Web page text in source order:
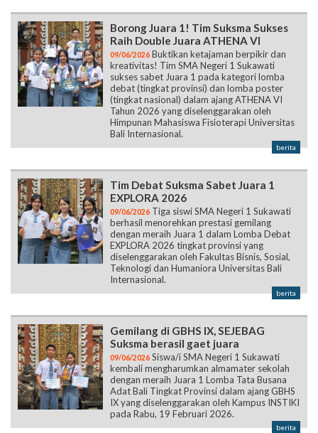
Borong Juara 1! Tim Suksma Sukses
Raih Double Juara ATHENA VI
09/06/2026 Buktikan ketajaman berpikir dan
kreativitas! Tim SMA Negeri 1 Sukawati
sukses sabet Juara 1 pada kategori lomba
debat (tingkat provinsi) dan lomba poster
(tingkat nasional) dalam ajang ATHENA VI
Tahun 2026 yang diselenggarakan oleh
Himpunan Mahasiswa Fisioterapi Universitas
Bali Internasional.
berita
Tim Debat Suksma Sabet Juara 1
EXPLORA 2026
09/06/2026 Tiga siswi SMA Negeri 1 Sukawati
berhasil menorehkan prestasi gemilang
dengan meraih Juara 1 dalam Lomba Debat
EXPLORA 2026 tingkat provinsi yang
diselenggarakan oleh Fakultas Bisnis, Sosial,
Teknologi dan Humaniora Universitas Bali
Internasional.
berita
Gemilang di GBHS IX, SEJEBAG
Suksma berasil gaet juara
09/06/2026 Siswa/i SMA Negeri 1 Sukawati
kembali mengharumkan almamater sekolah
dengan meraih Juara 1 Lomba Tata Busana
Adat Bali Tingkat Provinsi dalam ajang GBHS
IX yang diselenggarakan oleh Kampus INSTIKI
pada Rabu, 19 Februari 2026.
berita